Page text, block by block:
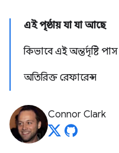
এই পৃষ্ঠায় যা যা আছে
কিভাবে এই অন্তর্দৃষ্টি পাস
অতিরিক্ত রেফারেন্স
Connor Clark